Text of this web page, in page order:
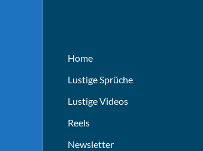
Home
Lustige Sprüche
Lustige Videos
Reels
Newsletter